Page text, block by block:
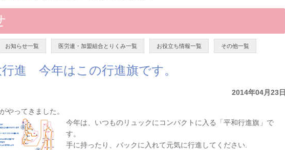
お知らせ一覧 医労連・加盟組合とりくみ一覧 お役立ち情報一覧 その他一覧
行進 今年はこの行進旗です。
2014年04月23日
やってきました。
今年は、いつものリュックにコンパクトに入る「平和行進旗」で
す。
手に持ったり、バックに入れて元気に行進してください.